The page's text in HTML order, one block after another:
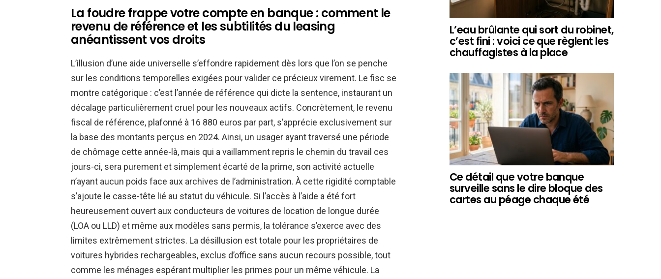
La foudre frappe votre compte en banque : comment le
revenu de référence et les subtilités du leasing
anéantissent vos droits
L’illusion d’une aide universelle s’effondre rapidement dès lors que l’on se penche
sur les conditions temporelles exigées pour valider ce précieux virement. Le fisc se
montre catégorique : c’est l’année de référence qui dicte la sentence, instaurant un
décalage particulièrement cruel pour les nouveaux actifs. Concrètement, le revenu
fiscal de référence, plafonné à 16 880 euros par part, s’apprécie exclusivement sur
la base des montants perçus en 2024. Ainsi, un usager ayant traversé une période
de chômage cette année-là, mais qui a vaillamment repris le chemin du travail ces
jours-ci, sera purement et simplement écarté de la prime, son activité actuelle
n’ayant aucun poids face aux archives de l’administration. À cette rigidité comptable
s’ajoute le casse-tête lié au statut du véhicule. Si l’accès à l’aide a été fort
heureusement ouvert aux conducteurs de voitures de location de longue durée
(LOA ou LLD) et même aux modèles sans permis, la tolérance s’exerce avec des
limites extrêmement strictes. La désillusion est totale pour les propriétaires de
voitures hybrides rechargeables, exclus d’office sans aucun recours possible, tout
comme les ménages espérant multiplier les primes pour un même véhicule. La
L’eau brûlante qui sort du robinet,
c’est fini : voici ce que règlent les
chauffagistes à la place
Ce détail que votre banque
surveille sans le dire bloque des
cartes au péage chaque été